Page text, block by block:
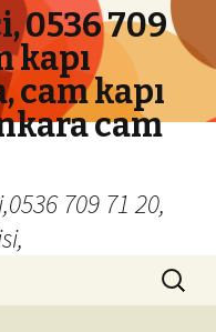
0536 709
kapı
kapı
cam
709 71 20,
Arama: